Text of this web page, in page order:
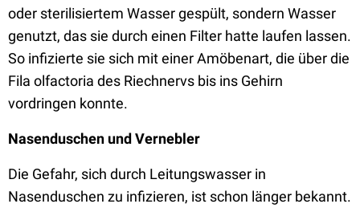
oder sterilisiertem Wasser gespült, sondern Wasser
genutzt, das sie durch einen Filter hatte laufen lassen.
So infizierte sie sich mit einer Amöbenart, die über die
Fila olfactoria des Riechnervs bis ins Gehirn
vordringen konnte.
Nasenduschen und Vernebler
Die Gefahr, sich durch Leitungswasser in
Nasenduschen zu infizieren, ist schon länger bekannt.